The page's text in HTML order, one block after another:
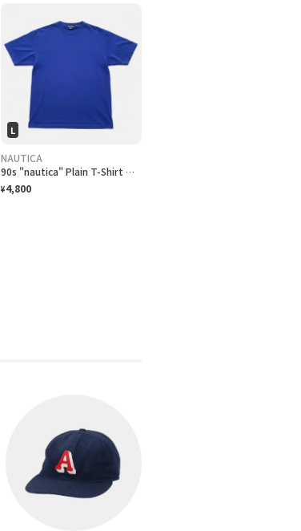
L
NAUTICA
90s "nautica" Plain T-Shirt ノーティカ 無地Tシャツ [L]
¥4,800